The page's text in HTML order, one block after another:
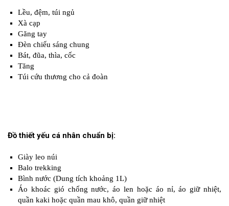
Lều, đệm, túi ngủ
Xà cạp
Găng tay
Đèn chiếu sáng chung
Bát, đũa, thìa, cốc
Tăng
Túi cứu thương cho cả đoàn
Đồ thiết yếu cá nhân chuẩn bị:
Giày leo núi
Balo trekking
Bình nước (Dung tích khoảng 1L)
Áo khoác gió chống nước, áo len hoặc áo nỉ, áo giữ nhiệt,
quần kaki hoặc quần mau khô, quần giữ nhiệt